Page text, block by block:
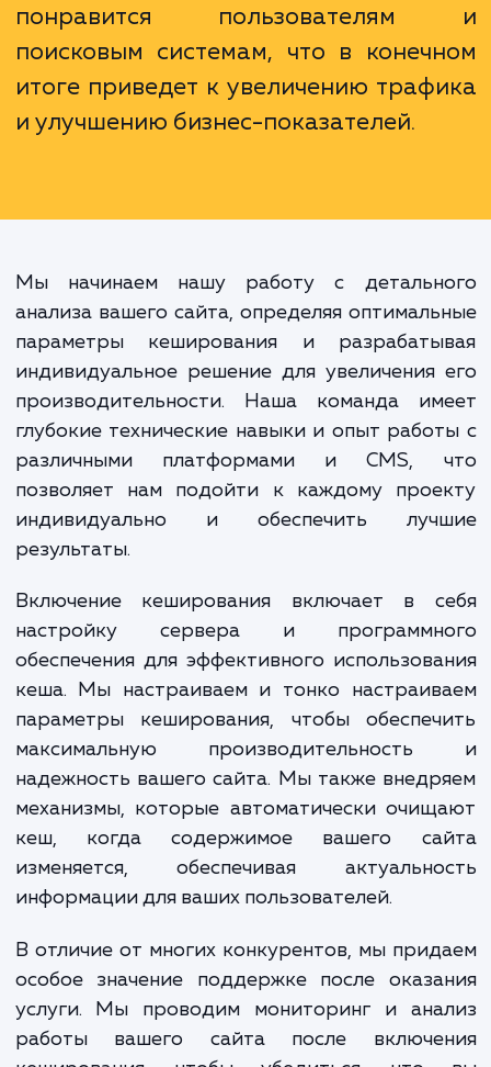
Кеширование сайта - это не
технический процесс, это
понравится
поисковым системам, что в
итоге приведет к увеличению
и улучшению бизнес-показателей.
Мы начинаем нашу работу с
анализа вашего сайта, определяя
параметры кеширования и
индивидуальное решение для увеличения
производительности. Наша команда
глубокие технические навыки и опыт
различными платформами и CMS,
позволяет нам подойти к каждому
индивидуально и обеспечить
результаты.
Включение кеширования включает в
настройку сервера и
обеспечения для эффективного
кеша. Мы настраиваем и тонко
параметры кеширования, чтобы
максимальную